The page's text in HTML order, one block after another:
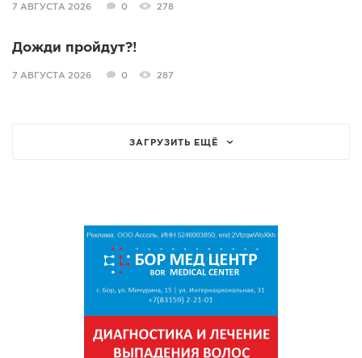
7 АВГУСТА 2026 0 278
Дожди пройдут?!
7 АВГУСТА 2026 0 287
ЗАГРУЗИТЬ ЕЩЁ